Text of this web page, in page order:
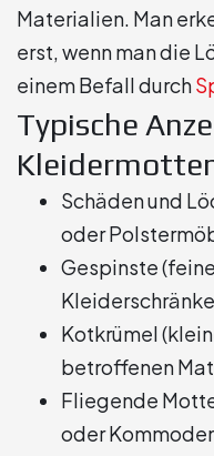
Materialien. Man
erst, wenn man die
einem Befall durch
Typische
Schäden und
oder
Gespinste
Kotkrümel
betroffenen
Fliegende
oder